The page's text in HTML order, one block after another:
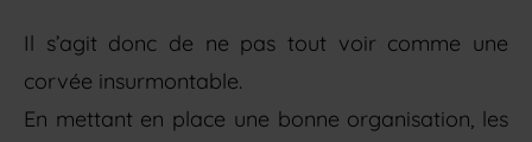
Il s’agit donc de ne pas tout voir comme une
corvée insurmontable.
En mettant en place une bonne organisation, les